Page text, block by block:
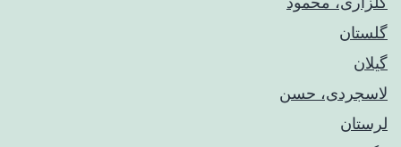
گلستان
گیلان
لاسجردی، حسن
لرستان